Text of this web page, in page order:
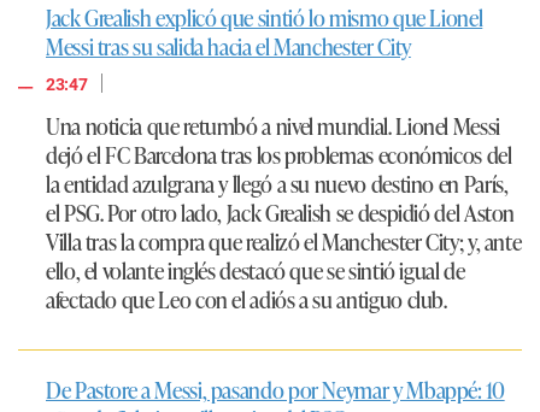
Jack Grealish explicó que sintió lo mismo que Lionel
Messi tras su salida hacia el Manchester City
23:47
|
Una noticia que retumbó a nivel mundial. Lionel Messi
dejó el FC Barcelona tras los problemas económicos del
la entidad azulgrana y llegó a su nuevo destino en París,
el PSG. Por otro lado, Jack Grealish se despidió del Aston
Villa tras la compra que realizó el Manchester City; y, ante
ello, el volante inglés destacó que se sintió igual de
afectado que Leo con el adiós a su antiguo club.
De Pastore a Messi, pasando por Neymar y Mbappé: 10